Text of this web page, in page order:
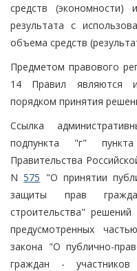
средств (экономности)
результата с
объема средств
Предметом правового
14 Правил являются
порядком принятия
Ссылка
подпункта "г"
Правительства
N575 "О принятии
защиты прав
строительства"
предусмотренных
закона "О публично-
граждан - участников